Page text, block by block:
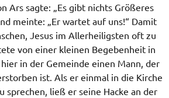
Ars sagte: „Es gibt nichts Größeres
meinte: „Er wartet auf uns!“ Damit
Jesus im Allerheiligsten oft zu
von einer kleinen Begebenheit in
in der Gemeinde einen Mann, der
ist. Als er einmal in die Kirche
sprechen, ließ er seine Hacke an der